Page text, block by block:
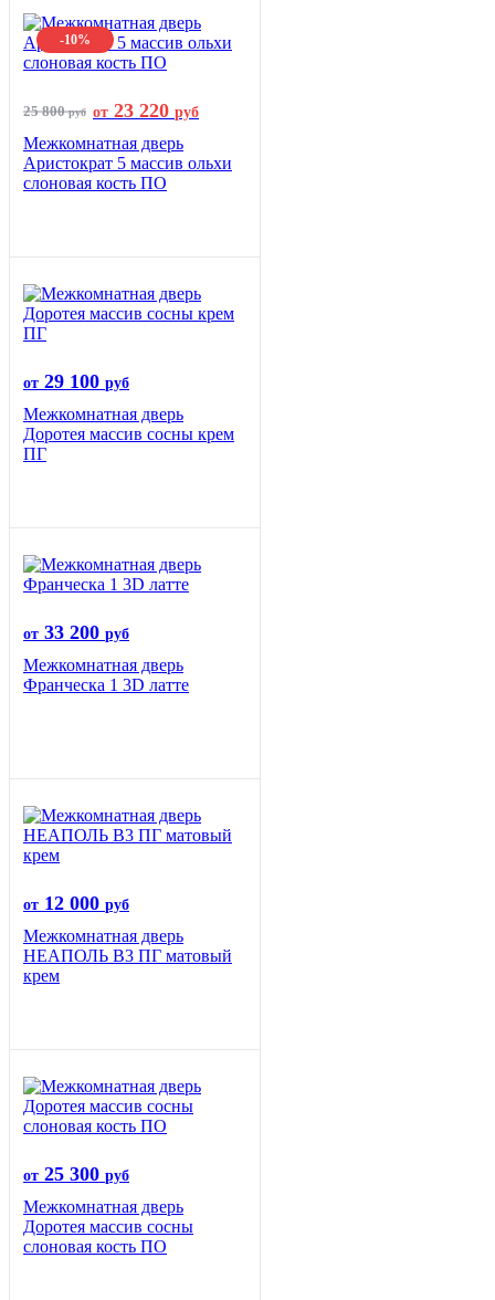
-10%
25 800руб от 23 220 руб
Межкомнатная дверь
Аристократ 5 массив ольхи
слоновая кость ПО
от 29 100 руб
Межкомнатная дверь
Доротея массив сосны крем
ПГ
от 33 200 руб
Межкомнатная дверь
Франческа 1 3D латте
от 12 000 руб
Межкомнатная дверь
НЕАПОЛЬ В3 ПГ матовый
крем
от 25 300 руб
Межкомнатная дверь
Доротея массив сосны
слоновая кость ПО